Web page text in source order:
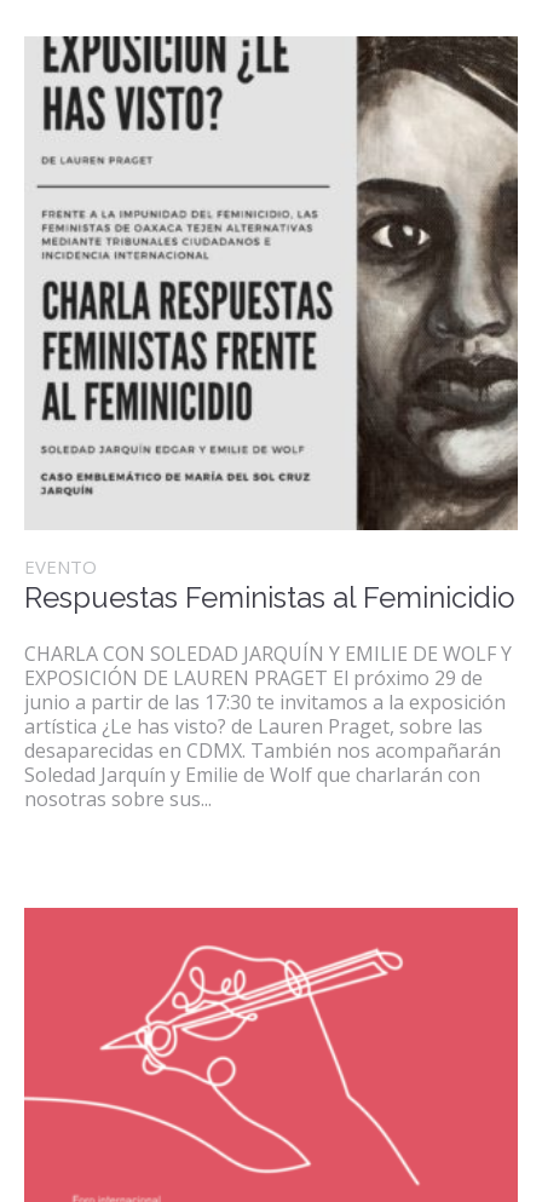
EVENTO
Respuestas Feministas al Feminicidio
CHARLA CON SOLEDAD JARQUÍN Y EMILIE DE WOLF Y
EXPOSICIÓN DE LAUREN PRAGET El próximo 29 de
junio a partir de las 17:30 te invitamos a la exposición
artística ¿Le has visto? de Lauren Praget, sobre las
desaparecidas en CDMX. También nos acompañarán
Soledad Jarquín y Emilie de Wolf que charlarán con
nosotras sobre sus...